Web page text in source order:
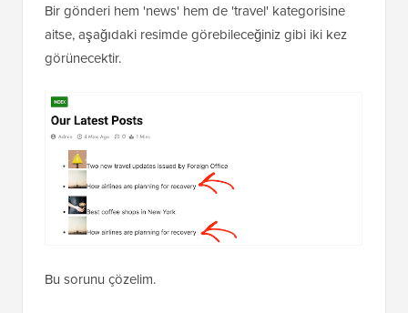
Bir gönderi hem 'news' hem de 'travel' kategorisine
aitse, aşağıdaki resimde görebileceğiniz gibi iki kez
görünecektir.
Bu sorunu çözelim.